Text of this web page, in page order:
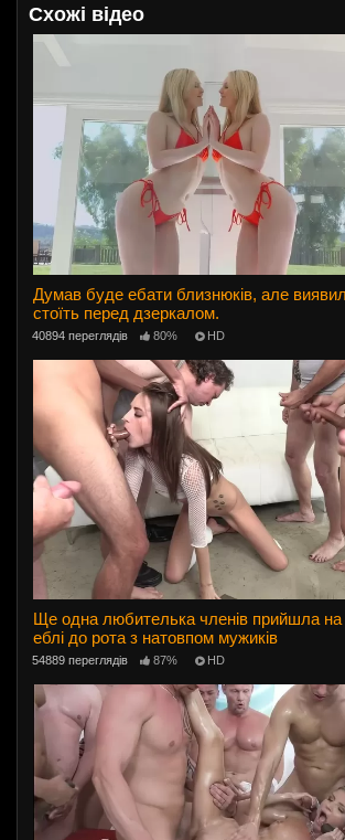
Схожі відео
Думав буде ебати близнюків, але
стоїть перед дзеркалом.
40894 переглядів 80% HD
Ще одна любителька членів прийшла на
еблі до рота з натовпом мужиків
54889 переглядів 87% HD